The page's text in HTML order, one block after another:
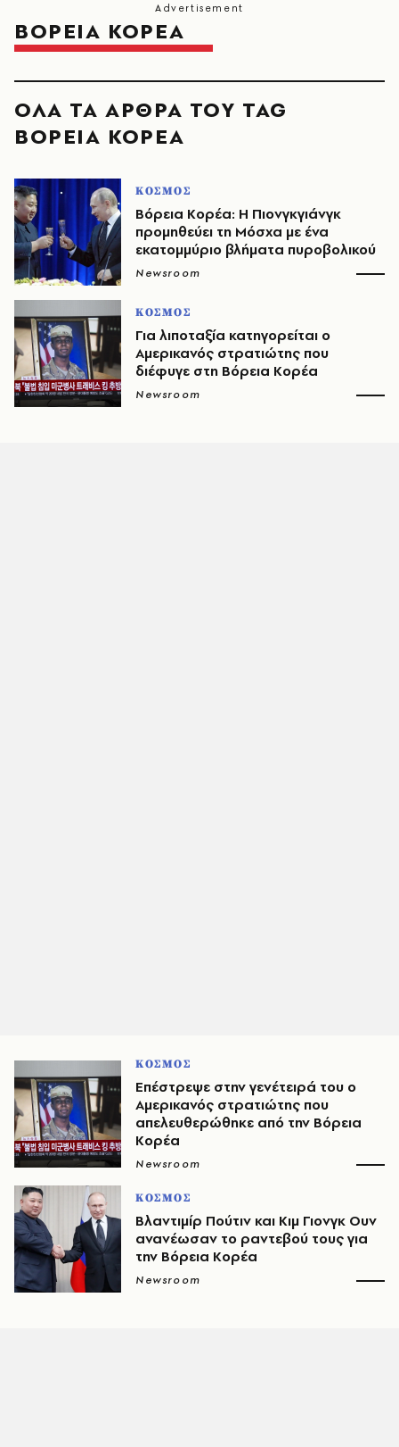
ΒΟΡΕΙΑ ΚΟΡΕΑ
ΟΛΑ ΤΑ ΑΡΘΡΑ ΤΟΥ TAG
ΒΟΡΕΙΑ ΚΟΡΕΑ
ΚΟΣΜΟΣ
Βόρεια Κορέα: Η Πιονγκγιάνγκ
προμηθεύει τη Μόσχα με ένα
εκατομμύριο βλήματα πυροβολικού
Newsroom
ΚΟΣΜΟΣ
Για λιποταξία κατηγορείται ο
Αμερικανός στρατιώτης που
διέφυγε στη Βόρεια Κορέα
Newsroom
ΚΟΣΜΟΣ
Επέστρεψε στην γενέτειρά του ο
Αμερικανός στρατιώτης που
απελευθερώθηκε από την Βόρεια
Κορέα
Newsroom
ΚΟΣΜΟΣ
Βλαντιμίρ Πούτιν και Κιμ Γιονγκ Ουν
ανανέωσαν το ραντεβού τους για
την Βόρεια Κορέα
Newsroom